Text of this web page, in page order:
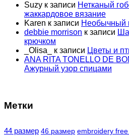
Suzy к записи Нетканый
жаккардовое вязание
Karen к записи Необычный
debbie morrison к записи
крючком
_Olisa_
к записи Цветы и
ANA RITA TONELLO DE
Ажурный узор спицами
Метки
44 размер 46 размер embroidery